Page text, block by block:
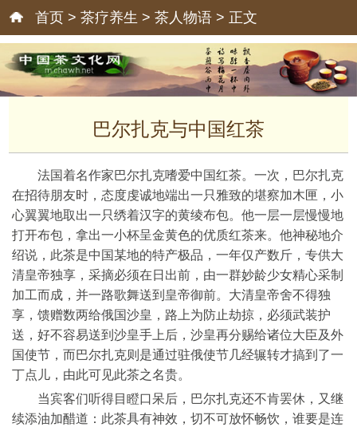
首页 > 茶疗养生 > 茶人物语 > 正文
巴尔扎克与中国红茶
法国着名作家巴尔扎克嗜爱中国红茶。一次，巴尔扎克
在招待朋友时，态度虔诚地端出一只雅致的堪察加木匣，小
心翼翼地取出一只绣着汉字的黄绫布包。他一层一层慢慢地
打开布包，拿出一小杯呈金黄色的优质红茶来。他神秘地介
绍说，此茶是中国某地的特产极品，一年仅产数斤，专供大
清皇帝独享，采摘必须在日出前，由一群妙龄少女精心采制
加工而成，并一路歌舞送到皇帝御前。大清皇帝舍不得独
享，馈赠数两给俄国沙皇，路上为防止劫掠，必须武装护
送，好不容易送到沙皇手上后，沙皇再分赐给诸位大臣及外
国使节，而巴尔扎克则是通过驻俄使节几经辗转才搞到了一
丁点儿，由此可见此茶之名贵。
当宾客们听得目瞪口呆后，巴尔扎克还不肯罢休，又继
续添油加醋道：此茶具有神效，切不可放怀畅饮，谁要是连